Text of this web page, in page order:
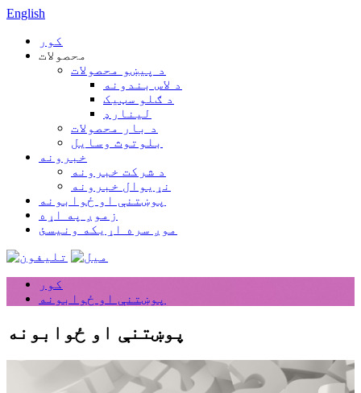
English
کور
محصولات
د پیښو محصولات
د لاس بندونه
د ګلو سټیک
لینارډ
د بار محصولات
بلوتوث وسایل
خبرونه
د شرکت خبرونه
نړیوال خبرونه
پوښتنې او ځوابونه
زموږ په اړه
موږ سره اړیکه ونیسئ
کور
پوښتنې او ځوابونه
پوښتنې او ځوابونه